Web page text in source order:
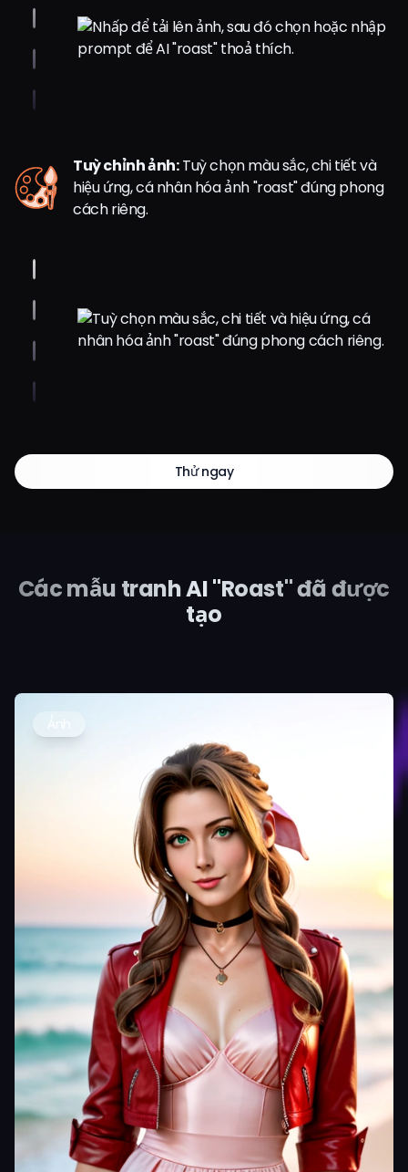
Tuỳ chỉnh ảnh:Tuỳ chọn màu sắc, chi tiết và
hiệu ứng, cá nhân hóa ảnh "roast" đúng phong
cách riêng.
Thử ngay
Các mẫu tranh AI "Roast" đã được
tạo
Ảnh